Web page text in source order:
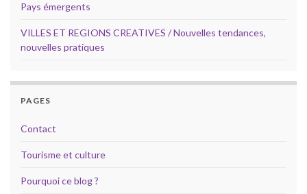
Pays émergents
VILLES ET REGIONS CREATIVES / Nouvelles tendances,
nouvelles pratiques
PAGES
Contact
Tourisme et culture
Pourquoi ce blog ?